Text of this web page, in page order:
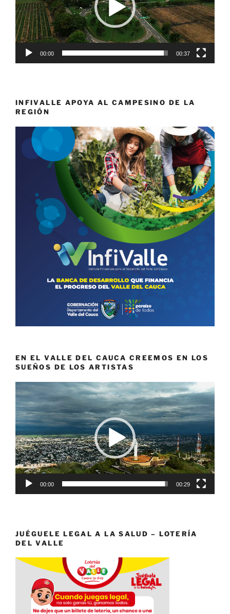
00:00 00:37
INFIVALLE APOYA AL CAMPESINO DE LA
REGIÓN
EN EL VALLE DEL CAUCA CREEMOS EN LOS
SUEÑOS DE LOS ARTISTAS
Reproductor
de
vídeo
00:00 00:29
JUÉGUELE LEGAL A LA SALUD – LOTERÍA
DEL VALLE